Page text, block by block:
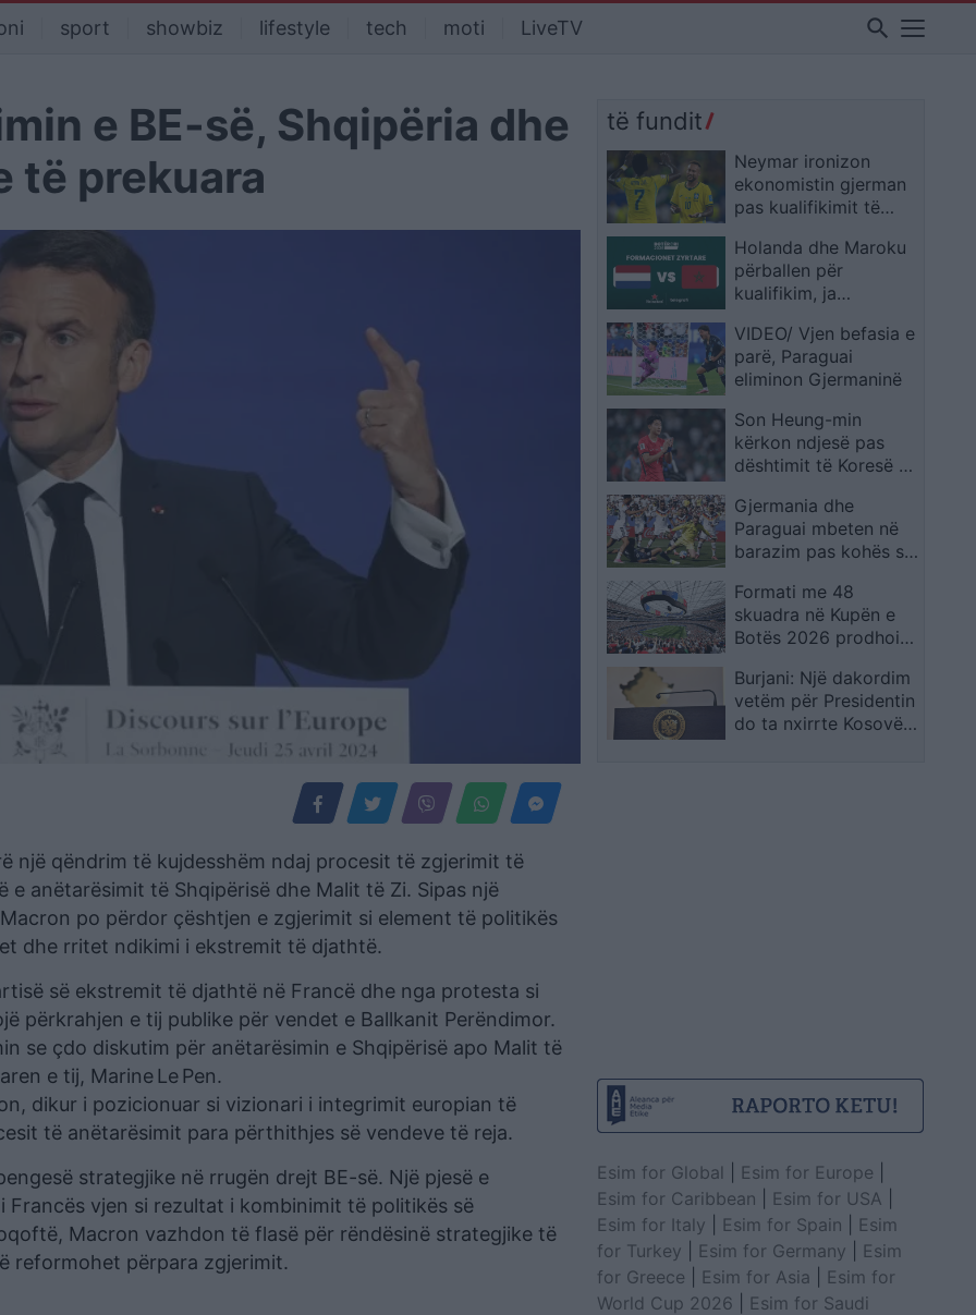
sport showbiz lifestyle tech moti LiveTV search
e BE-së, Shqipëria dhe
të prekuara
një qëndrim të kujdesshëm ndaj procesit të zgjerimit të
anëtarësimit të Shqipërisë dhe Malit të Zi. Sipas një
po përdor çështjen e zgjerimit si element të politikës
dhe rritet ndikimi i ekstremit të djathtë.
së ekstremit të djathtë në Francë dhe nga protesta si
përkrahjen e tij publike për vendet e Ballkanit Perëndimor.
se çdo diskutim për anëtarësimin e Shqipërisë apo Malit të
e tij, Marine Le Pen.
dikur i pozicionuar si vizionari i integrimit europian të
të anëtarësimit para përthithjes së vendeve të reja.
strategjike në rrugën drejt BE-së. Një pjesë e
vjen si rezultat i kombinimit të politikës së
Macron vazhdon të flasë për rëndësinë strategjike të
reformohet përpara zgjerimit.
të fundit
Neymar ironizon
ekonomistin gjerman
pas kualifikimit të
në Botërorin e
ardhshëm
Holanda dhe Maroku
përballen për
kualifikim, ja
VIDEO/ Vjen befasia e
parë, Paraguai
eliminon Gjermaninë
Son Heung-min
kërkon ndjesë pas
dështimit të Koresë së
shpreh dhimbjen që
ndiejmë
Gjermania dhe
Paraguai mbeten në
barazim pas kohës së
vendoset në
vazhdime
Formati me 48
skuadra në Kupën e
Botës 2026 prodhoi
por favoritët mbetën
thuajse të paprekur
Burjani: Një dakordim
vetëm për Presidentin
do ta nxirrte Kosovën
Esim for Global Esim for Europe
Esim for Caribbean
Esim for USA
Esim for Italy
Esim for Spain
Esim
for Turkey
Esim for Germany
Esim
for Greece
Esim for Asia
Esim for
World Cup 2026
Esim for Saudi